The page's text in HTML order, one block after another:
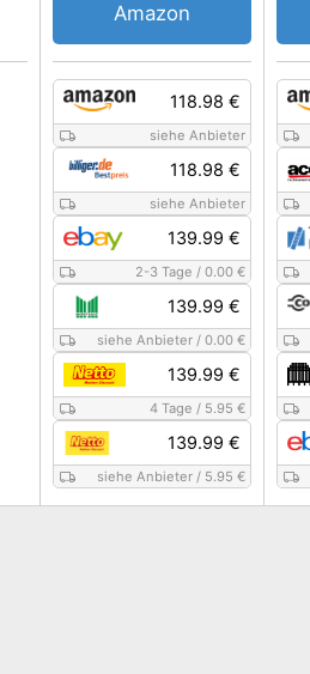
118.98 €
siehe Anbieter
118.98 €
siehe Anbieter
139.99 €
2-3 Tage /0.00 €
139.99 €
siehe Anbieter /0.00 €
139.99 €
4 Tage / 5.95 €
139.99 €
siehe Anbieter / 5.95 €
Amazon